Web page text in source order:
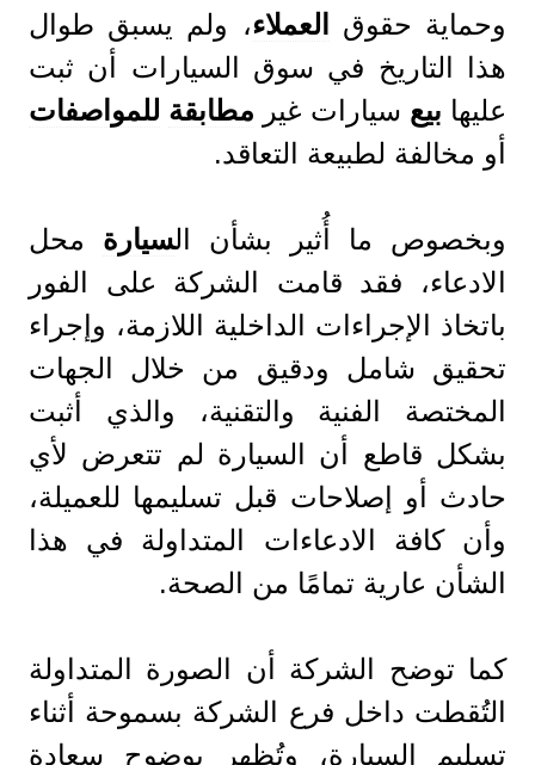
وحماية حقوق
العملاء، ولم يسبق طوال
هذا التاريخ في سوق السيارات أن ثبت
عليها بيع سيارات غير مطابقة للمواصفات
أو مخالفة لطبيعة التعاقد.
وبخصوص ما أُثير بشأن السيارة محل
الادعاء، فقد قامت الشركة على الفور
باتخاذ الإجراءات الداخلية اللازمة، وإجراء
تحقيق شامل ودقيق من خلال الجهات
المختصة الفنية والتقنية، والذي أثبت
بشكل قاطع أن السيارة لم تتعرض لأي
حادث أو إصلاحات قبل تسليمها للعميلة،
وأن كافة الادعاءات المتداولة في هذا
الشأن عارية تمامًا من الصحة.
كما توضح الشركة أن الصورة المتداولة
التُقطت داخل فرع الشركة بسموحة أثناء
تسليم السيارة، وتُظهر بوضوح سعادة